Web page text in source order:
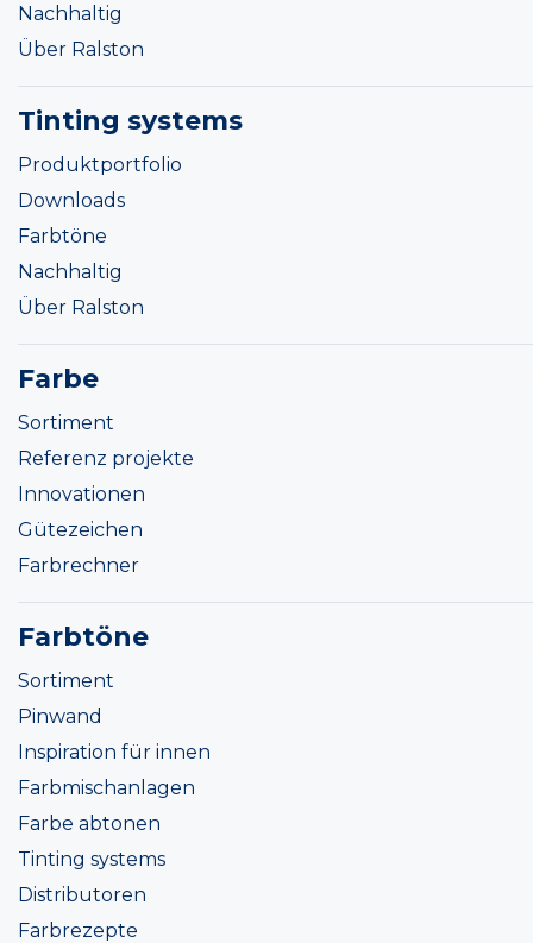
Nachhaltig
Über Ralston
Tinting systems
Produktportfolio
Downloads
Farbtöne
Nachhaltig
Über Ralston
Farbe
Sortiment
Referenz projekte
Innovationen
Gütezeichen
Farbrechner
Farbtöne
Sortiment
Pinwand
Inspiration für innen
Farbmischanlagen
Farbe abtonen
Tinting systems
Distributoren
Farbrezepte